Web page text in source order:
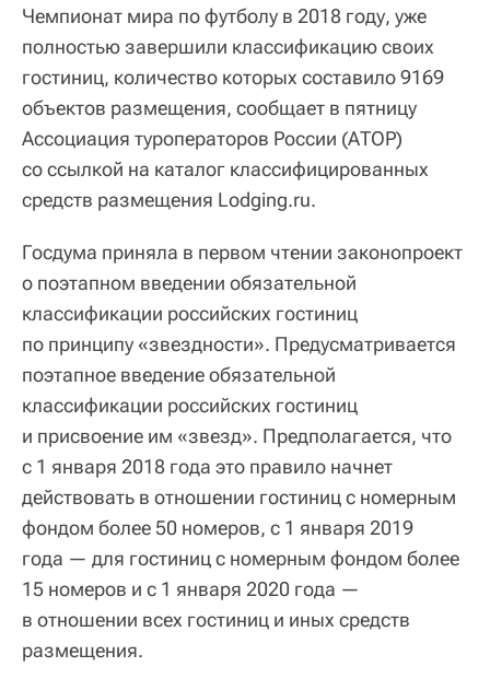
Чемпионат мира по футболу в 2018 году, уже
полностью завершили классификацию своих
гостиниц, количество которых составило 9169
объектов размещения, сообщает в пятницу
Ассоциация туроператоров России (АТОР)
со ссылкой на каталог классифицированных
средств размещения Lodging.ru.
Госдума приняла в первом чтении законопроект
о поэтапном введении обязательной
классификации российских гостиниц
по принципу «звездности». Предусматривается
поэтапное введение обязательной
классификации российских гостиниц
и присвоение им «звезд». Предполагается, что
с 1 января 2018 года это правило начнет
действовать в отношении гостиниц с номерным
фондом более 50 номеров, с 1 января 2019
года — для гостиниц с номерным фондом более
15 номеров и с 1 января 2020 года —
в отношении всех гостиниц и иных средств
размещения.